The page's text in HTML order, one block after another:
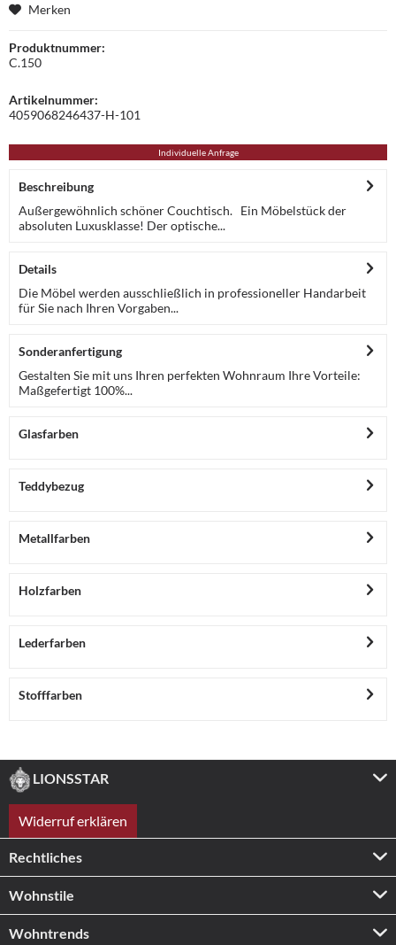
Merken
Produktnummer:
C.150
Artikelnummer:
4059068246437-H-101
Individuelle Anfrage
Beschreibung
Außergewöhnlich schöner Couchtisch. Ein Möbelstück der
absoluten Luxusklasse! Der optische...
Details
Die Möbel werden ausschließlich in professioneller Handarbeit
für Sie nach Ihren Vorgaben...
Sonderanfertigung
Gestalten Sie mit uns Ihren perfekten Wohnraum Ihre Vorteile:
Maßgefertigt 100%...
Glasfarben
Teddybezug
Metallfarben
Holzfarben
Lederfarben
Stofffarben
LIONSSTAR
Widerruf erklären
Rechtliches
Wohnstile
Wohntrends